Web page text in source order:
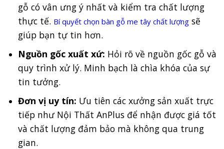
gỗ có vân ưng ý nhất và kiểm tra chất lượng
thực tế. Bí quyết chọn bàn gỗ me tây chất lượngsẽ
giúp bạn tự tin hơn.
Nguồn gốc xuất xứ: Hỏi rõ về nguồn gốc gỗ và
quy trình xử lý. Minh bạch là chìa khóa của sự
tin tưởng.
Đơn vị uy tín: Ưu tiên các xưởng sản xuất trực
tiếp như Nội Thất AnPlus để nhận được giá tốt
và chất lượng đảm bảo mà không qua trung
gian.